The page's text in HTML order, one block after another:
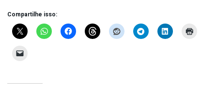
Compartilhe isso: